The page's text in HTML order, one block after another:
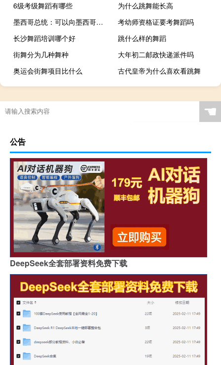
6级考级舞蹈有哪些
为什么跳舞能长高
墨西哥总统：可以向墨西哥城机场的债券持有人保证他们的投资是安全的此前惠誉将该债券评级展望下调至负面
考幼师资格证要考舞蹈吗
长沙舞蹈培训哪个好
跳什么样的舞蹈
街舞分为几种舞种
大年初二邮政快递派件吗
奥运会街舞项目比什么
古代皇帝为什么喜欢看跳舞
☚
公告
DeepSeek全套部署资料免费下载